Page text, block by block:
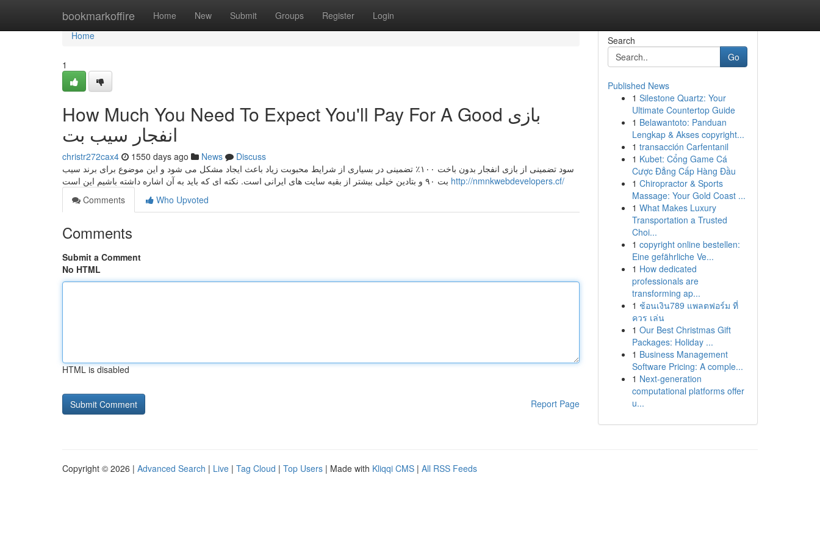
bookmarkoffire Home New Submit Groups Register Login
Home
Home
1
How Much You Need To Expect You'll Pay For A Good بازی
انفجار سیب بت
christr272cax4 1550 days ago News
Discuss
سود تضمینی از بازی انفجار بدون باخت ۱۰۰٪ تضمینی در بسیاری از شرایط محبوبت زیاد باعث ایجاد مشکل می شود و این موضوع برای برند سیب
http://nmnkwebdevelopers.cf/
Comments
Who Upvoted
Comments
Submit a Comment
No HTML
HTML is disabled
Report Page
Search
Go
Published News
1 Silestone Quartz: Your
Ultimate Countertop Guide
1 Belawantoto: Panduan
Lengkap & Akses copyright...
1 transacción Carfentanil
1 Kubet: Cổng Game Cá
Cược Đẳng Cấp Hàng Đầu
1 Chiropractor & Sports
Massage: Your Gold Coast ...
1 What Makes Luxury
Transportation a Trusted
Choi...
1 copyright online bestellen:
Eine gefährliche Ve...
1 How dedicated
professionals are
transforming ap...
1 ช้อนเงิน789 แพลตฟอร์ม ที่
ควร เล่น
1 Our Best Christmas Gift
Packages: Holiday ...
1 Business Management
Software Pricing: A comple...
1 Next-generation
computational platforms offer
u...
Copyright © 2026 | Advanced Search | Live | Tag Cloud | Top Users | Made with Kliqqi CMS | All RSS Feeds